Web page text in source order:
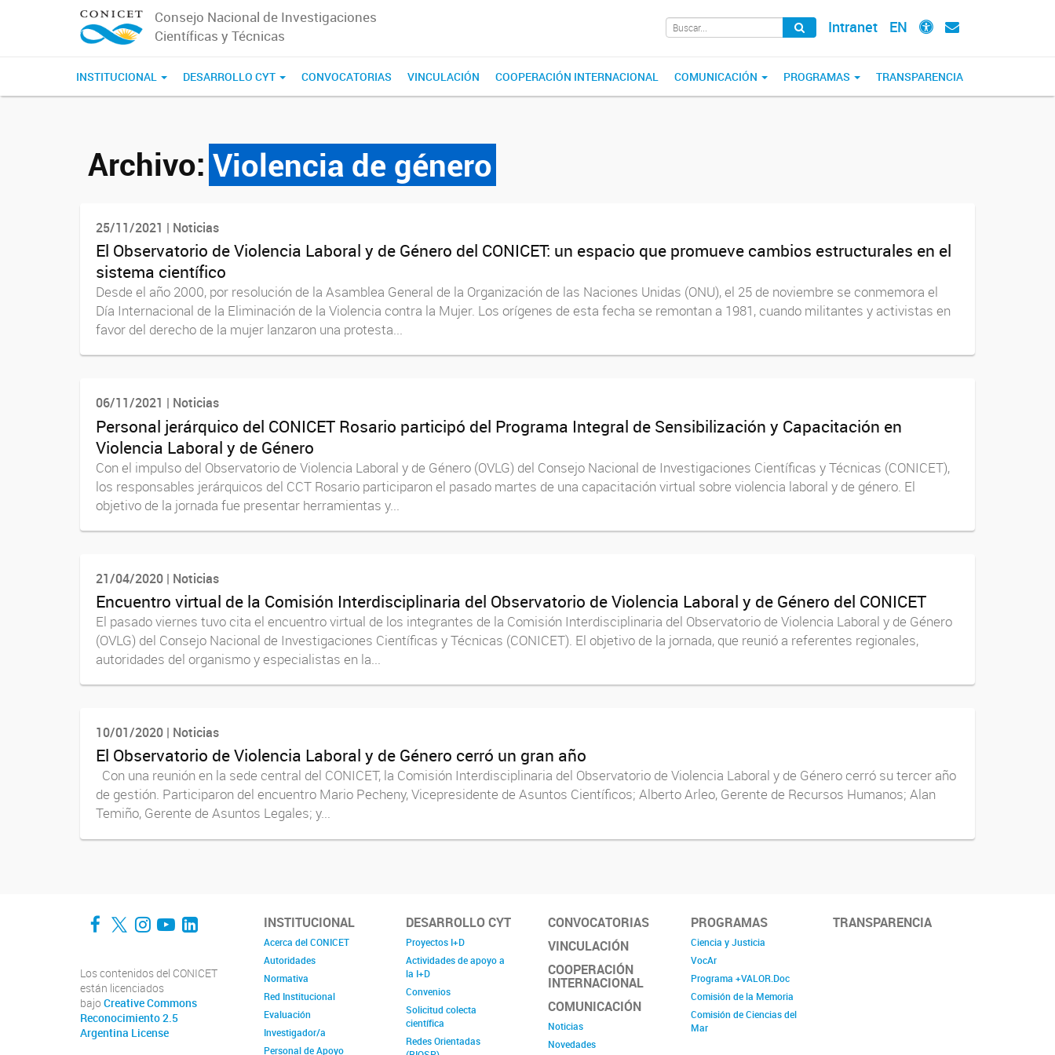
Consejo Nacional de Investigaciones
Científicas y Técnicas
Intranet EN
INSTITUCIONAL DESARROLLO CYT CONVOCATORIAS VINCULACIÓN COOPERACIÓN INTERNACIONAL COMUNICACIÓN PROGRAMAS TRANSPARENCIA
Archivo: Violencia de género
25/11/2021 | Noticias
El Observatorio de Violencia Laboral y de Género del CONICET: un espacio que promueve cambios estructurales en el
sistema científico
Desde el año 2000, por resolución de la Asamblea General de la Organización de las Naciones Unidas (ONU), el 25 de noviembre se conmemora el
Día Internacional de la Eliminación de la Violencia contra la Mujer. Los orígenes de esta fecha se remontan a 1981, cuando militantes y activistas en
favor del derecho de la mujer lanzaron una protesta...
06/11/2021 | Noticias
Personal jerárquico del CONICET Rosario participó del Programa Integral de Sensibilización y Capacitación en
Violencia Laboral y de Género
Con el impulso del Observatorio de Violencia Laboral y de Género (OVLG) del Consejo Nacional de Investigaciones Científicas y Técnicas (CONICET),
los responsables jerárquicos del CCT Rosario participaron el pasado martes de una capacitación virtual sobre violencia laboral y de género. El
objetivo de la jornada fue presentar herramientas y...
21/04/2020 | Noticias
Encuentro virtual de la Comisión Interdisciplinaria del Observatorio de Violencia Laboral y de Género del CONICET
El pasado viernes tuvo cita el encuentro virtual de los integrantes de la Comisión Interdisciplinaria del Observatorio de Violencia Laboral y de Género
(OVLG) del Consejo Nacional de Investigaciones Científicas y Técnicas (CONICET). El objetivo de la jornada, que reunió a referentes regionales,
autoridades del organismo y especialistas en la...
10/01/2020 | Noticias
El Observatorio de Violencia Laboral y de Género cerró un gran año
Con una reunión en la sede central del CONICET, la Comisión Interdisciplinaria del Observatorio de Violencia Laboral y de Género cerró su tercer año
de gestión. Participaron del encuentro Mario Pecheny, Vicepresidente de Asuntos Científicos; Alberto Arleo, Gerente de Recursos Humanos; Alan
Temiño, Gerente de Asuntos Legales; y...
Facebook
Twitter
Instagram
YouTube
LinkedIn
Los contenidos del CONICET
están licenciados
bajo Creative Commons
Reconocimiento 2.5
Argentina License
INSTITUCIONAL
Acerca del CONICET
Autoridades
Normativa
Red Institucional
Evaluación
Investigador/a
Personal de Apoyo
DESARROLLO CYT
Proyectos I+D
Actividades de apoyo a
la I+D
Convenios
Solicitud colecta
científica
Redes Orientadas
CONVOCATORIAS
VINCULACIÓN
COOPERACIÓN
INTERNACIONAL
COMUNICACIÓN
Noticias
Novedades
PROGRAMAS
Ciencia y Justicia
VocAr
Programa +VALOR.Doc
Comisión de la Memoria
Comisión de Ciencias del
Mar
TRANSPARENCIA